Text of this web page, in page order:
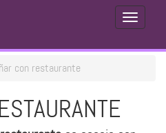
Toggle
con restaurante